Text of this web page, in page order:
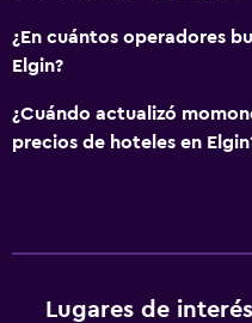
¿En cuántos operadores
Elgin?
¿Cuándo actualizó
precios de hoteles en
Lugares de